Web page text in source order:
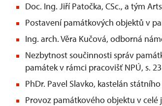
Doc. Ing. Jiří Patočka, CSc., a tým
Postavení památkových objektů v
Ing. arch. Věra Kučová, odborná
Nezbytnost součinnosti správ
památek v rámci pracovišť NPÚ, s. 23
PhDr. Pavel Slavko, kastelán
Provoz památkového objektu v celé